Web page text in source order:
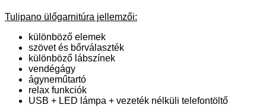
Tulipano ülőgarnitúra jellemzői:
különböző elemek
szövet és bőrválaszték
különböző lábszínek
vendégágy
ágyneműtartó
relax funkciók
USB + LED lámpa + vezeték nélküli telefontöltő